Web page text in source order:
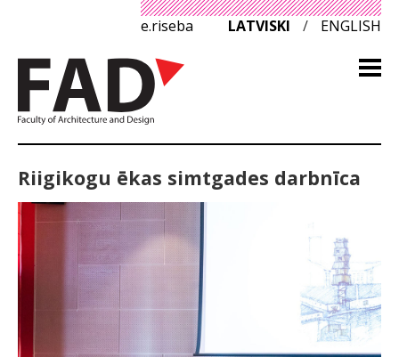
e.riseba LATVISKI / ENGLISH
Riigikogu ēkas simtgades darbnīca